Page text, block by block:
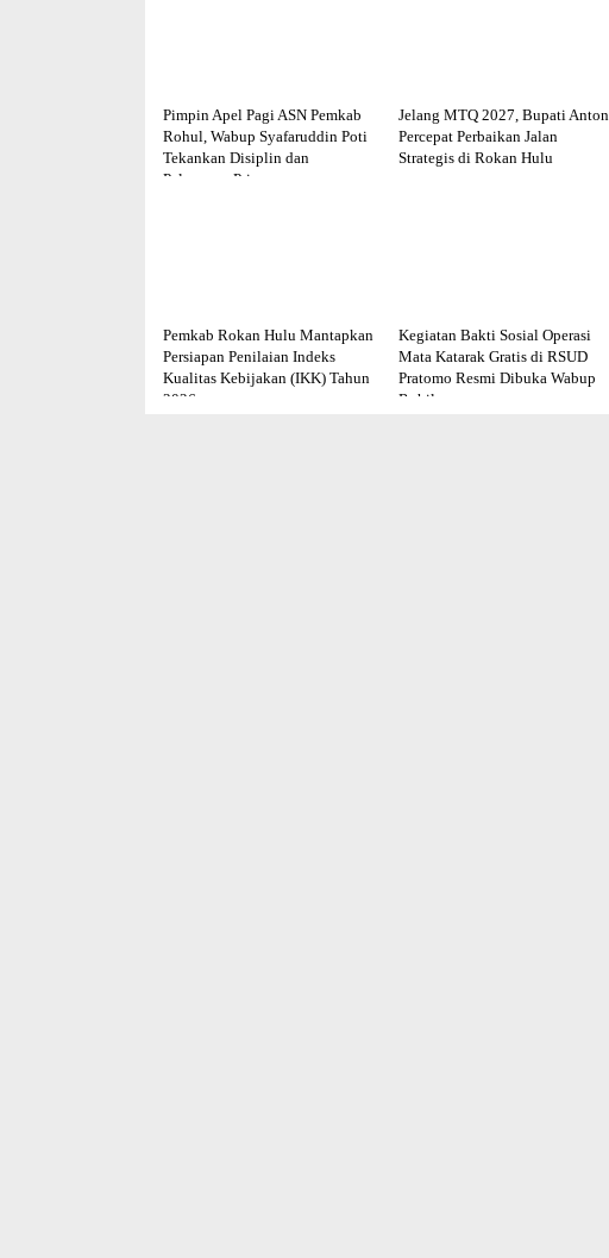
Pimpin Apel Pagi ASN Pemkab
Rohul, Wabup Syafaruddin Poti
Tekankan Disiplin dan
Pelayanan Prima
Jelang MTQ 2027, Bupati Anton
Percepat Perbaikan Jalan
Strategis di Rokan Hulu
Pemkab Rokan Hulu Mantapkan
Persiapan Penilaian Indeks
Kualitas Kebijakan (IKK) Tahun
2026
Kegiatan Bakti Sosial Operasi
Mata Katarak Gratis di RSUD
Pratomo Resmi Dibuka Wabup
Rohil